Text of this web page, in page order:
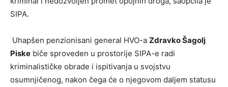
SIPA.
Uhapšen penzionisani general HVO-a Zdravko Šagolj
Piske biče sproveden u prostorije SIPA-e radi
kriminalističke obrade i ispitivanja u svojstvu
osumnjičenog, nakon čega će o njegovom daljem statusu